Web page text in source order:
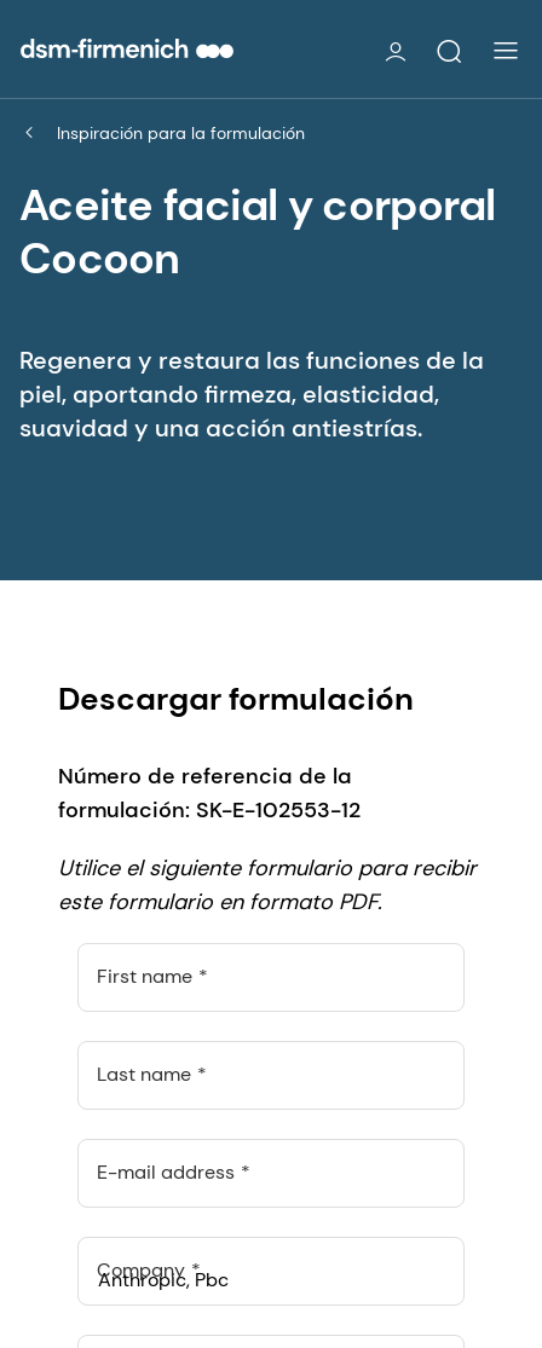
Inspiración para la formulación
Aceite facial y corporal
Cocoon
Regenera y restaura las funciones de la
piel, aportando firmeza, elasticidad,
suavidad y una acción antiestrías.
Descargar formulación
Número de referencia de la
formulación: SK-E-102553-12
Utilice el siguiente formulario para recibir
este formulario en formato PDF.
First name
Last name
E-mail address
Company